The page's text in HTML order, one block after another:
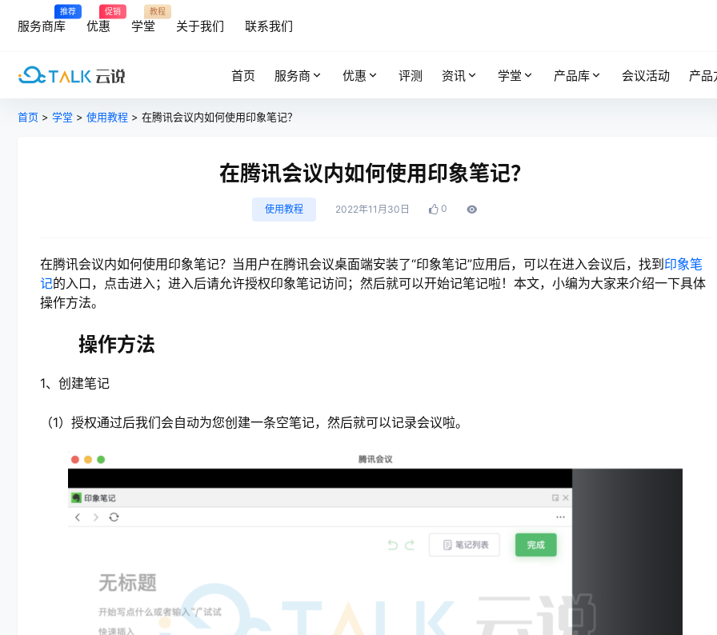
推荐
服务商库
促销
优惠
教程
学堂 关于我们 联系我们
首页 服务商 优惠 评测 资讯 学堂 产品库 会议活动 产品
首页 > 学堂 > 使用教程 > 在腾讯会议内如何使用印象笔记？
在腾讯会议内如何使用印象笔记？
使用教程 2022年11月30日 0
在腾讯会议内如何使用印象笔记？当用户在腾讯会议桌面端安装了“印象笔记”应用后，可以在进入会议后，找到 印象笔
记的入口，点击进入；进入后请允许授权印象笔记访问；然后就可以开始记笔记啦！本文，小编为大家来介绍一下具体
操作方法。
操作方法
1、创建笔记
（1）授权通过后我们会自动为您创建一条空笔记，然后就可以记录会议啦。